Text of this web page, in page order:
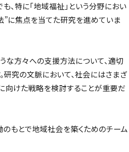
、特に「地域福祉」という分野におい
”に焦点を当てた研究を進めていま
な方々への支援方法について、適切
研究の文脈において、社会にはさまざ
向けた戦略を検討することが重要だ
のもとで地域社会を築くためのチーム